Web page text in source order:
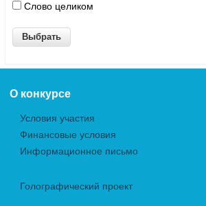
Слово целиком
О конкурсе
Условия участия
Финансовые условия
Информационное письмо
Голографический проект